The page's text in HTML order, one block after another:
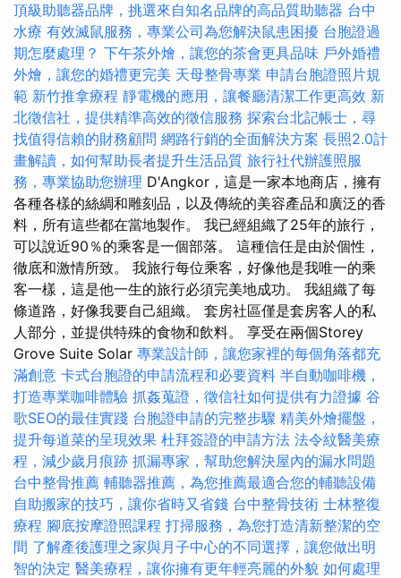
頂級助聽器品牌，挑選來自知名品牌的高品質助聽器 台中
水療 有效滅鼠服務，專業公司為您解決鼠患困擾 台胞證過
期怎麼處理？ 下午茶外燴，讓您的茶會更具品味 戶外婚禮
外燴，讓您的婚禮更完美 天母整骨專業 申請台胞證照片規
範 新竹推拿療程 靜電機的應用，讓餐廳清潔工作更高效 新
北徵信社，提供精準高效的徵信服務 探索台北記帳士，尋
找值得信賴的財務顧問 網路行銷的全面解決方案 長照2.0計
畫解讀，如何幫助長者提升生活品質 旅行社代辦護照服
務，專業協助您辦理 D'Angkor，這是一家本地商店，擁有
各種各樣的絲綢和雕刻品，以及傳統的美容產品和廣泛的香
料，所有這些都在當地製作。 我已經組織了25年的旅行，
可以說近90％的乘客是一個部落。 這種信任是由於個性，
徹底和激情所致。 我旅行每位乘客，好像他是我唯一的乘
客一樣，這是他一生的旅行必須完美地成功。 我組織了每
條道路，好像我要自己組織。 套房社區僅是套房客人的私
人部分，並提供特殊的食物和飲料。 享受在兩個Storey
Grove Suite Solar 專業設計師，讓您家裡的每個角落都充
滿創意 卡式台胞證的申請流程和必要資料 半自動咖啡機，
打造專業咖啡體驗 抓姦蒐證，徵信社如何提供有力證據 谷
歌SEO的最佳實踐 台胞證申請的完整步驟 精美外燴擺盤，
提升每道菜的呈現效果 杜拜簽證的申請方法 法令紋醫美療
程，減少歲月痕跡 抓漏專家，幫助您解決屋內的漏水問題
台中整骨推薦 輔聽器推薦，為您推薦最適合您的輔聽設備
自助搬家的技巧，讓你省時又省錢 台中整骨技術 士林整復
療程 腳底按摩證照課程 打掃服務，為您打造清新整潔的空
間 了解產後護理之家與月子中心的不同選擇，讓您做出明
智的決定 醫美療程，讓你擁有更年輕亮麗的外貌 如何處理